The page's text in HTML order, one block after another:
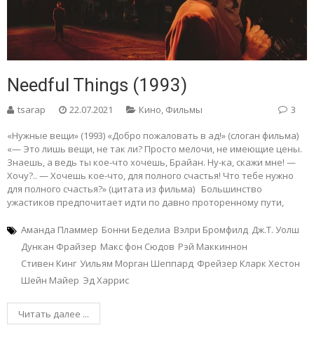
Needful Things (1993)
tsarap 22.07.2021 Кино, Фильмы 3
«Нужные вещи» (1993) «Добро пожаловать в ад!» (слоган фильма)
«— Это лишь вещи, не так ли? Просто мелочи, не имеющие цены.
Знаешь, а ведь ты кое-что хочешь, Брайан. Ну-ка, скажи мне! —
Хочу?.. — Хочешь кое-что, для полного счастья! Что тебе нужно
для полного счастья?» (цитата из фильма) Большинство
ужастиков предпочитает идти по давно проторенному пути,
Аманда Пламмер Бонни Беделиа Вэлри Бромфилд Дж.Т. Уолш
Дункан Фрайзер Макс фон Сюдов Рэй Маккиннон
Стивен Кинг Уильям Морган Шеппард Фрейзер Кларк Хестон
Шейн Майер Эд Харрис
Читать далее ...